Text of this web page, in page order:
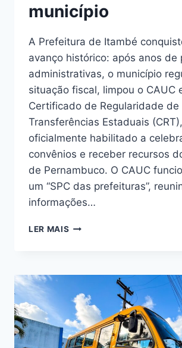
município
A Prefeitura de Itambé
avanço histórico: após anos de
administrativas, o município
situação fiscal, limpou o CAUC
Certificado de Regularidade de
Transferências Estaduais
oficialmente habilitado a
convênios e receber recursos
de Pernambuco. O CAUC
um “SPC das prefeituras”,
informações…
LER MAIS